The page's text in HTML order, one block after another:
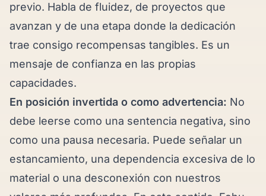
previo. Habla de fluidez, de proyectos que
avanzan y de una etapa donde la dedicación
trae consigo recompensas tangibles. Es un
mensaje de confianza en las propias
capacidades.
En posición invertida o como advertencia: No
debe leerse como una sentencia negativa, sino
como una pausa necesaria. Puede señalar un
estancamiento, una dependencia excesiva de lo
material o una desconexión con nuestros